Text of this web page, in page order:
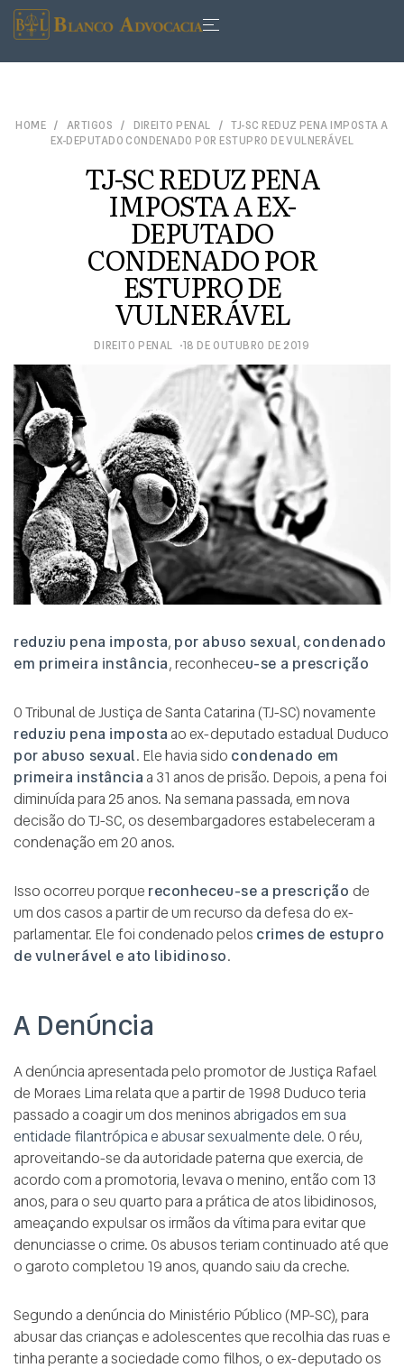
HOME ARTIGOS DIREITO PENAL
TJ-SC REDUZ PENA IMPOSTA A
EX-DEPUTADO CONDENADO POR ESTUPRO DE VULNERÁVEL
TJ-SC REDUZ PENA
IMPOSTA A EX-
DEPUTADO
CONDENADO POR
ESTUPRO DE
VULNERÁVEL
DIREITO PENAL 18 DE OUTUBRO DE 2019
reduziu pena imposta, por abuso sexual, condenado
em primeira instância, reconheceu-se a prescrição
O Tribunal de Justiça de Santa Catarina (TJ-SC) novamente
reduziu pena imposta ao ex-deputado estadual Duduco
por abuso sexual. Ele havia sido condenado em
primeira instância a 31 anos de prisão. Depois, a pena foi
diminuída para 25 anos. Na semana passada, em nova
decisão do TJ-SC, os desembargadores estabeleceram a
condenação em 20 anos.
Isso ocorreu porque reconheceu-se a prescrição de
um dos casos a partir de um recurso da defesa do ex-
parlamentar. Ele foi condenado pelos crimes de estupro
de vulnerável e ato libidinoso.
A Denúncia
A denúncia apresentada pelo promotor de Justiça Rafael
de Moraes Lima relata que a partir de 1998 Duduco teria
passado a coagir um dos meninos abrigados em sua
entidade filantrópica e abusar sexualmente dele. O réu,
aproveitando-se da autoridade paterna que exercia, de
acordo com a promotoria, levava o menino, então com 13
anos, para o seu quarto para a prática de atos libidinosos,
ameaçando expulsar os irmãos da vítima para evitar que
denunciasse o crime. Os abusos teriam continuado até que
o garoto completou 19 anos, quando saiu da creche.
Segundo a denúncia do Ministério Público (MP-SC), para
abusar das crianças e adolescentes que recolhia das ruas e
tinha perante a sociedade como filhos, o ex-deputado os